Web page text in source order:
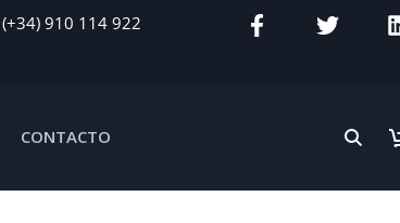
(+34) 910 114 922
CONTACTO